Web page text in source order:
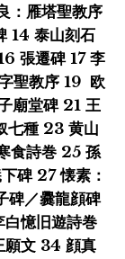
：雁塔聖教序
14 泰山刻石
張遷碑 17 李
聖教序 19 欧
廟堂碑 21 王
七種 23 黄山
食詩巻 25 孫
碑 27 懐素：
碑／爨龍顔碑
憶旧遊詩巻
願文 34 顔真